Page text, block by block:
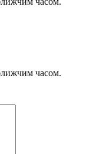
часом.